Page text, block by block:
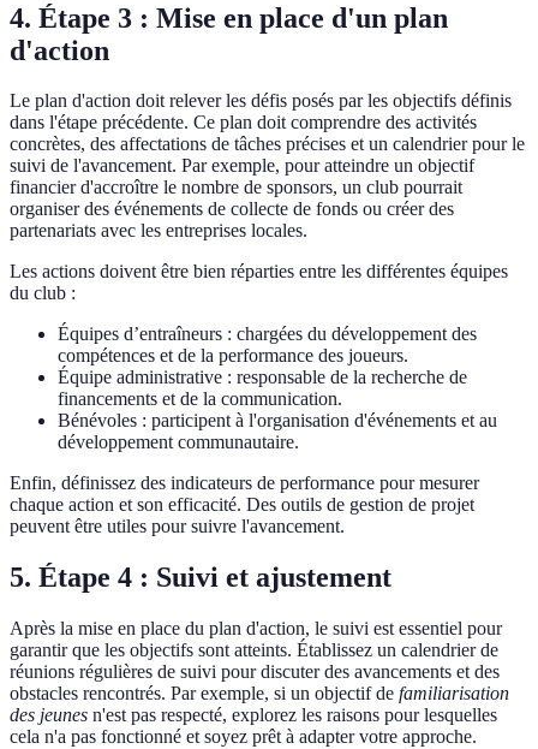
4. Étape 3 : Mise en place d'un plan
d'action
Le plan d'action doit relever les défis posés par les objectifs définis
dans l'étape précédente. Ce plan doit comprendre des activités
concrètes, des affectations de tâches précises et un calendrier pour le
suivi de l'avancement. Par exemple, pour atteindre un objectif
financier d'accroître le nombre de sponsors, un club pourrait
organiser des événements de collecte de fonds ou créer des
partenariats avec les entreprises locales.
Les actions doivent être bien réparties entre les différentes équipes
du club :
Équipes d’entraîneurs : chargées du développement des
compétences et de la performance des joueurs.
Équipe administrative : responsable de la recherche de
financements et de la communication.
Bénévoles : participent à l'organisation d'événements et au
développement communautaire.
Enfin, définissez des indicateurs de performance pour mesurer
chaque action et son efficacité. Des outils de gestion de projet
peuvent être utiles pour suivre l'avancement.
5. Étape 4 : Suivi et ajustement
Après la mise en place du plan d'action, le suivi est essentiel pour
garantir que les objectifs sont atteints. Établissez un calendrier de
réunions régulières de suivi pour discuter des avancements et des
obstacles rencontrés. Par exemple, si un objectif de familiarisation
des jeunes n'est pas respecté, explorez les raisons pour lesquelles
cela n'a pas fonctionné et soyez prêt à adapter votre approche.